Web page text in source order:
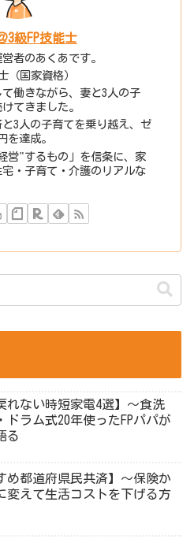
3級FP技能士
者のあくあです。
（国家資格）
働きながら、妻と3人の子
てきました。
3人の子育てを乗り越え、ゼ
を達成。
営"するもの」を信条に、家
・子育て・介護のリアルな
れない時短家電4選】～食洗
ドラム式20年使ったFPパパが
る
め都道府県民共済】～保険か
変えて生活コストを下げる方